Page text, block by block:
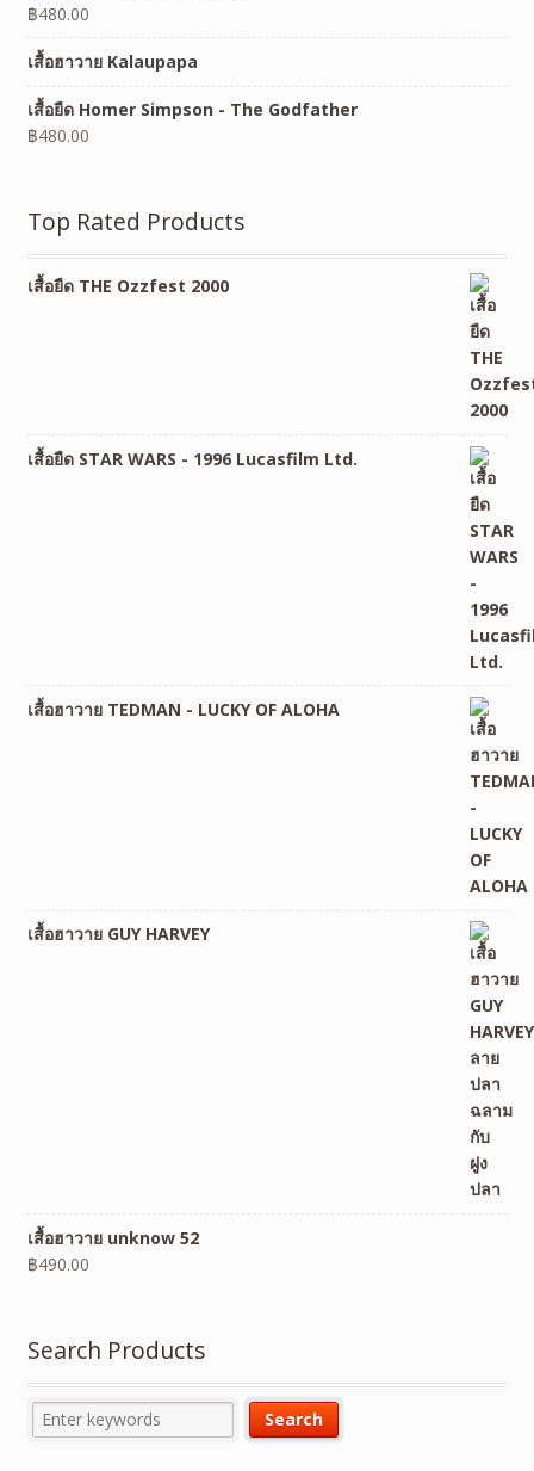
฿480.00
เสื้อฮาวาย Kalaupapa
เสื้อยืด Homer Simpson - The Godfather
฿480.00
Top Rated Products
เสื้อยืด THE Ozzfest 2000
เสื้อยืด STAR WARS - 1996 Lucasfilm Ltd.
เสื้อฮาวาย TEDMAN - LUCKY OF ALOHA
เสื้อฮาวาย GUY HARVEY
เสื้อฮาวาย unknow 52
฿490.00
Search Products